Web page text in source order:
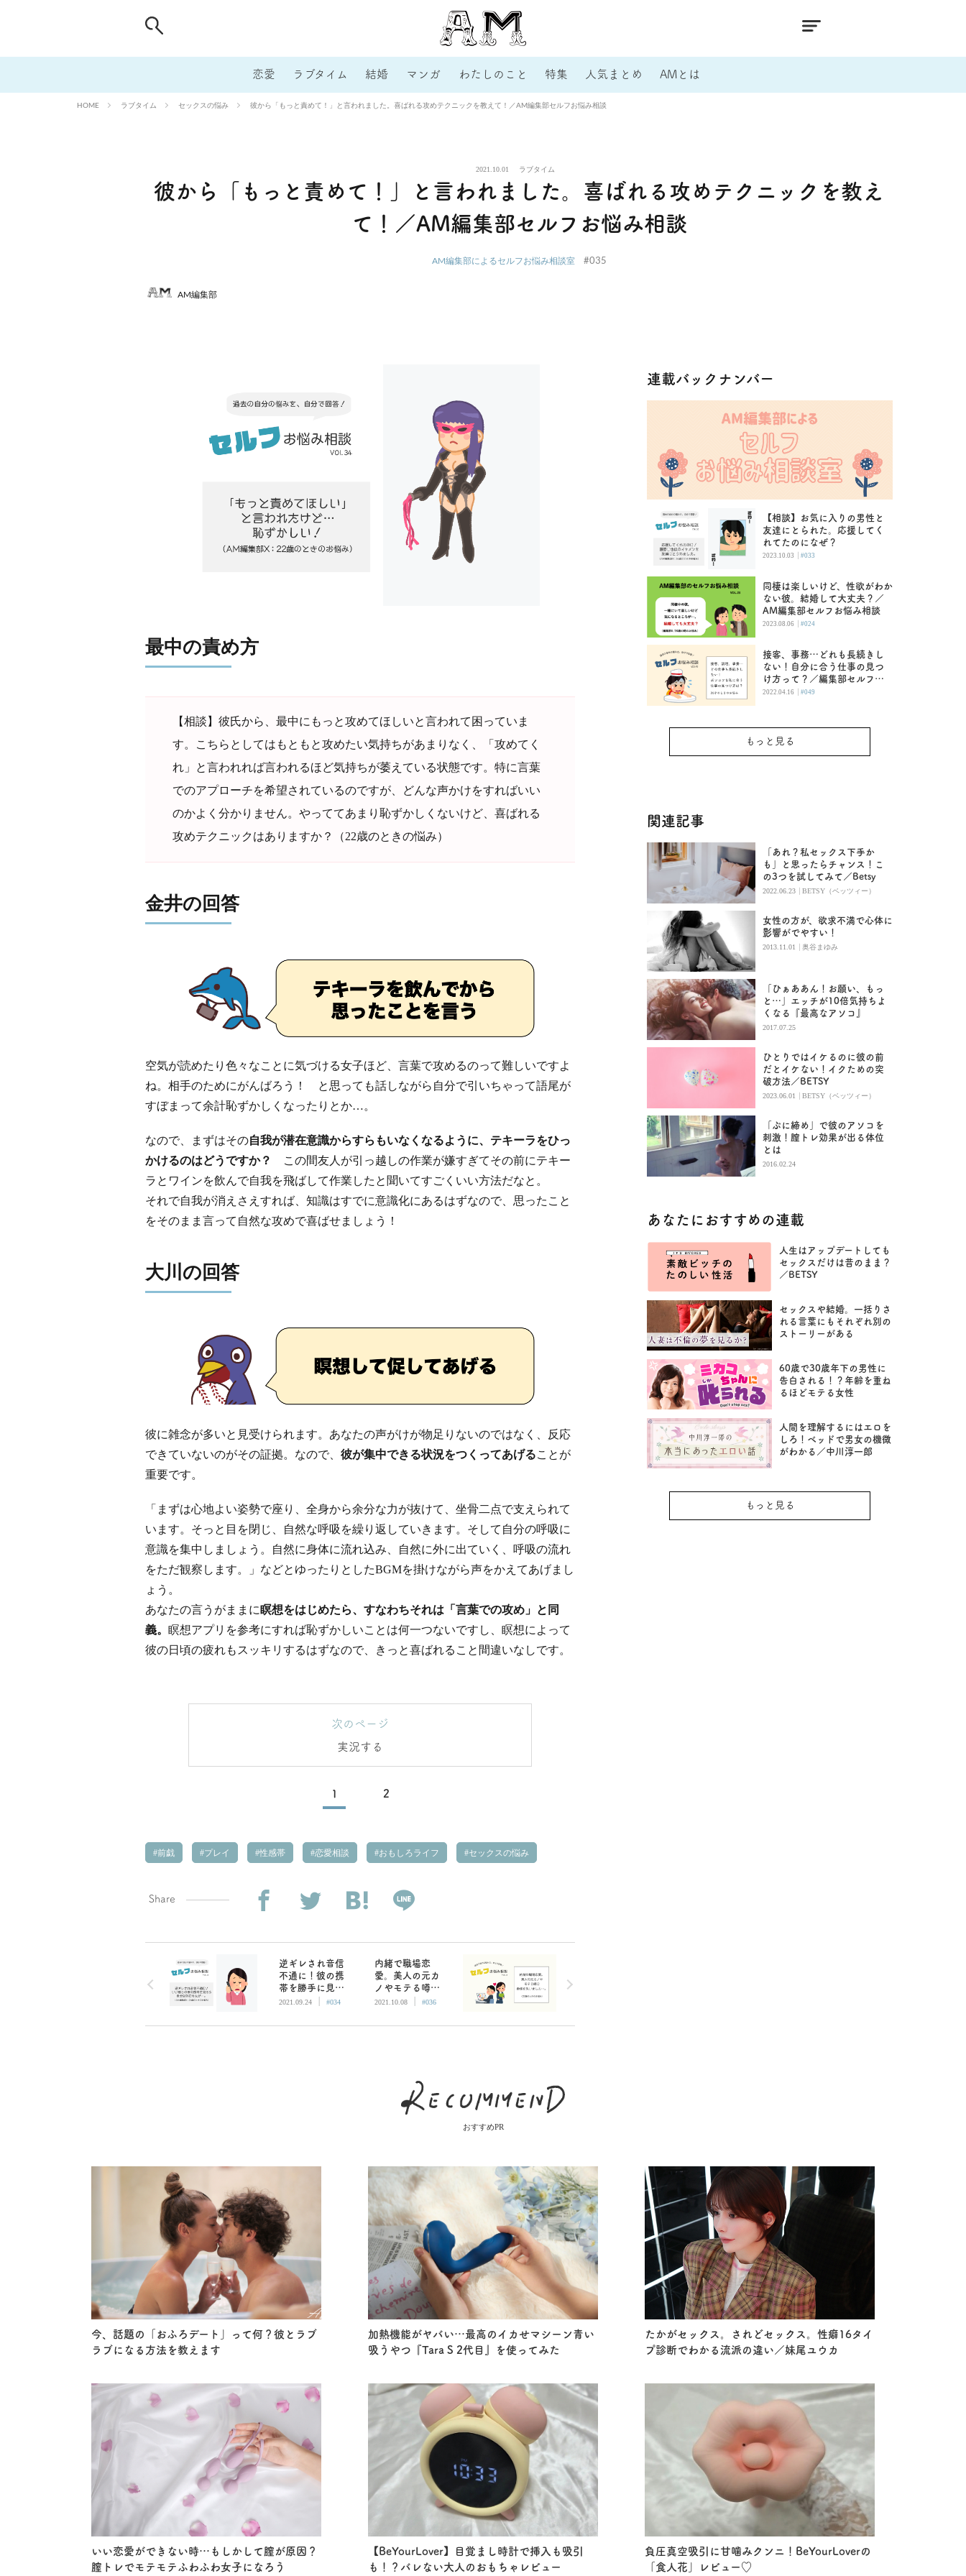
恋愛 ラブタイム 結婚 マンガ わたしのこと 特集 人気まとめ AMとは
HOME ラブタイム セックスの悩み 彼から「もっと責めて！」と言われました。喜ばれる攻めテクニックを教えて！／AM編集部セルフお悩み相談
2021.10.01 ラブタイム
彼から「もっと責めて！」と言われました。喜ばれる攻めテクニックを教え
て！／AM編集部セルフお悩み相談
AM編集部によるセルフお悩み相談室 #035
AM編集部
最中の責め方
【相談】彼氏から、最中にもっと攻めてほしいと言われて困っていま
す。こちらとしてはもともと攻めたい気持ちがあまりなく、「攻めてく
れ」と言われれば言われるほど気持ちが萎えている状態です。特に言葉
でのアプローチを希望されているのですが、どんな声かけをすればいい
のかよく分かりません。やっててあまり恥ずかしくないけど、喜ばれる
攻めテクニックはありますか？（22歳のときの悩み）
金井の回答
空気が読めたり色々なことに気づける女子ほど、言葉で攻めるのって難しいですよ
ね。相手のためにがんばろう！ と思っても話しながら自分で引いちゃって語尾が
すぼまって余計恥ずかしくなったりとか…。
なので、まずはその自我が潜在意識からすらもいなくなるように、テキーラをひっ
かけるのはどうですか？
この間友人が引っ越しの作業が嫌すぎてその前にテキー
ラとワインを飲んで自我を飛ばして作業したと聞いてすごくいい方法だなと。
それで自我が消えさえすれば、知識はすでに意識化にあるはずなので、思ったこと
をそのまま言って自然な攻めで喜ばせましょう！
大川の回答
彼に雑念が多いと見受けられます。あなたの声がけが物足りないのではなく、反応
できていないのがその証拠。なので、 彼が集中できる状況をつくってあげることが
重要です。
「まずは心地よい姿勢で座り、全身から余分な力が抜けて、坐骨二点で支えられて
います。そっと目を閉じ、自然な呼吸を繰り返していきます。そして自分の呼吸に
意識を集中しましょう。自然に身体に流れ込み、自然に外に出ていく、呼吸の流れ
をただ観察します。」などとゆったりとしたBGMを掛けながら声をかえてあげまし
ょう。
あなたの言うがままに瞑想をはじめたら、すなわちそれは「言葉での攻め」と同
義。 瞑想アプリを参考にすれば恥ずかしいことは何一つないですし、瞑想によって
彼の日頃の疲れもスッキリするはずなので、きっと喜ばれること間違いなしです。
次のページ
実況する
1 2
前戯 プレイ 性感帯 恋愛相談 おもしろライフ セックスの悩み
Share
逆ギレされ音信
不通に！彼の携
帯を勝手に見て
しまいました／
談
2021.09.24 | #034
内緒で職場恋
愛。美人の元カ
ノやモテる噂に
自信を失ってし
集部セルフお悩
2021.10.08 | #036
連載バックナンバー
【相談】お気に入りの男性と
友達にとられた。応援してく
れてたのになぜ？
2023.10.03 | #033
同棲は楽しいけど、性欲がわか
ない彼。結婚して大丈夫？／
AM編集部セルフお悩み相談
2023.08.06 | #024
接客、事務…どれも長続きし
ない！自分に合う仕事の見つ
け方って？／編集部セルフお
悩み相談
2022.04.16 | #049
もっと見る
関連記事
「あれ？私セックス下手か
も」と思ったらチャンス！こ
の3つを試してみて／Betsy
2022.06.23 | BETSY（ベッツィー）
女性の方が、欲求不満で心体に
影響がでやすい！
2013.11.01 | 奥谷まゆみ
「ひぁああん！お願い、もっ
と…」エッチが10倍気持ちよ
くなる『最高なアソコ』
2017.07.25
ひとりではイケるのに彼の前
だとイケない！イクための突
破方法／BETSY
2023.06.01 | BETSY（ベッツィー）
「ぷに締め」で彼のアソコを
刺激！膣トレ効果が出る体位
とは
2016.02.24
あなたにおすすめの連載
人生はアップデートしても
セックスだけは昔のまま？
／BETSY
セックスや結婚。一括りさ
れる言葉にもそれぞれ別の
ストーリーがある
60歳で30歳年下の男性に
告白される！？年齢を重ね
るほどモテる女性
人間を理解するにはエロを
しろ！ベッドで男女の機微
がわかる／中川淳一郎
もっと見る
おすすめPR
今、話題の「おふろデート」って何？彼とラブ
ラブになる方法を教えます
加熱機能がヤバい…最高のイカせマシーン青い
吸うやつ『Tara S 2代目』を使ってみた
たかがセックス。されどセックス。性癖16タイ
プ診断でわかる流派の違い／妹尾ユウカ
いい恋愛ができない時…もしかして膣が原因？
膣トレでモテモテふわふわ女子になろう
【BeYourLover】目覚まし時計で挿入も吸引
も！？バレない大人のおもちゃレビュー
負圧真空吸引に甘噛みクンニ！BeYourLoverの
「食人花」レビュー♡